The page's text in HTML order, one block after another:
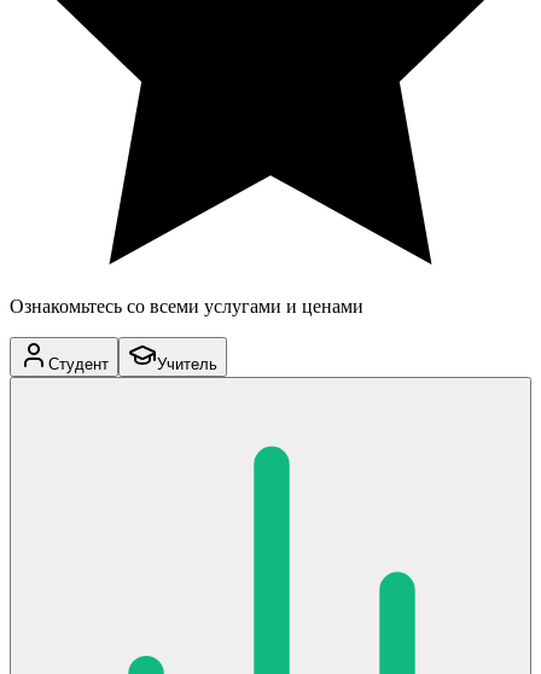
Ознакомьтесь со всеми услугами и ценами
Студент Учитель